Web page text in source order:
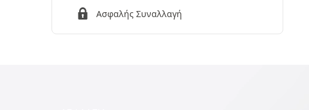
Ασφαλής Συναλλαγή